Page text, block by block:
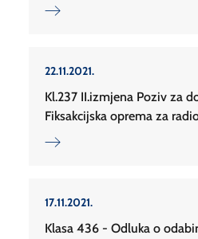
22.11.2021.
Kl.237 II.izmjena Poziv za
Fiksakcijska oprema za
17.11.2021.
Klasa 436 - Odluka o